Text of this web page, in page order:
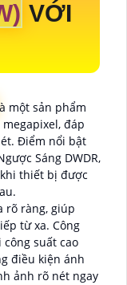
VỚI
một sản phẩm
đáp
Điểm nổi bật
Sáng DWDR,
thiết bị được
rõ ràng, giúp
từ xa. Công
công suất cao
điều kiện ánh
ảnh rõ nét ngay